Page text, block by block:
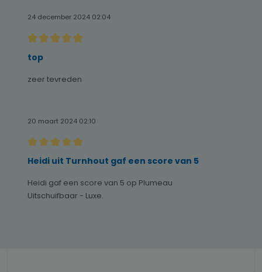
24 december 2024 02:04
Recensie met een waardering van 5 van de 5 sterren
top
zeer tevreden
20 maart 2024 02:10
Recensie met een waardering van 5 van de 5 sterren
Heidi uit Turnhout gaf een score van 5
Heidi gaf een score van 5 op Plumeau
Uitschuifbaar - Luxe.